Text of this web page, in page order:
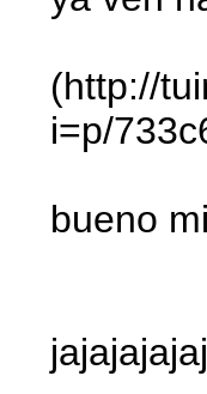
(http://
i=p/
bueno